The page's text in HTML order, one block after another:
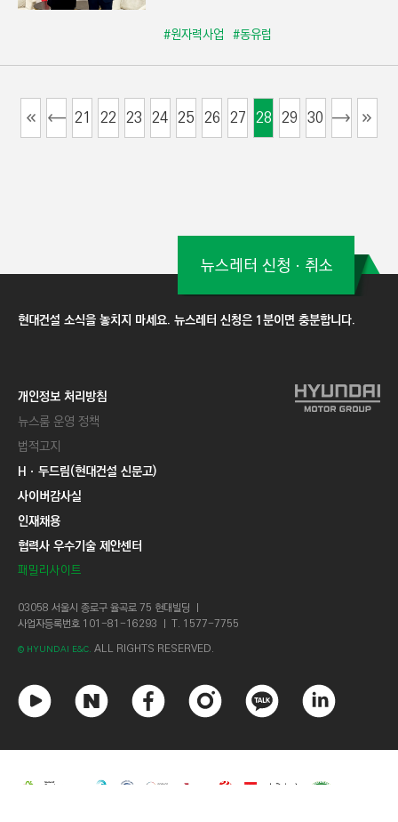
#원자력사업 #동유럽
21 22 23 24 25 26 27 28 29 30
현대건설 소식을 놓치지 마세요. 뉴스레터 신청은 1분이면 충분합니다.
뉴스레터 신청ㆍ취소
개인정보 처리방침
뉴스룸 운영 정책
법적고지
Hㆍ두드림(현대건설 신문고)
사이버감사실
인재채용
협력사 우수기술 제안센터
패밀리사이트
03058 서울시 종로구 율곡로 75 현대빌딩 ㅣ
사업자등록번호 101-81-16293 ㅣ T. 1577-7755
© HYUNDAI E&C. ALL RIGHTS RESERVED.
튜
브
이
이
스
스
타
카
오
크
드